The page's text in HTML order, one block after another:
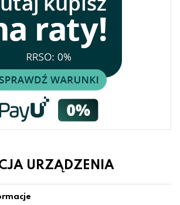
URZĄDZENIA